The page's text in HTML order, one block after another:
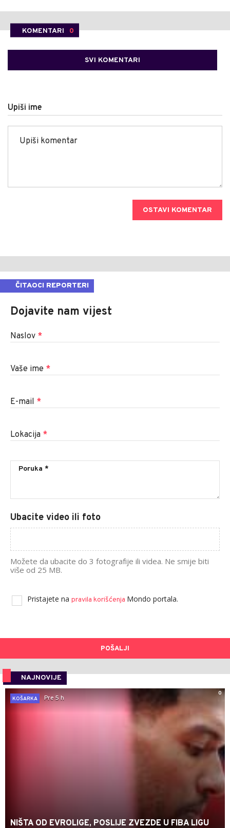
KOMENTARI 0
SVI KOMENTARI
Upiši ime
OSTAVI KOMENTAR
ČITAOCI REPORTERI
Dojavite nam vijest
Naslov *
Vaše ime *
E-mail *
Lokacija *
Ubacite video ili foto
Možete da ubacite do 3 fotografije ili videa. Ne smije biti
više od 25 MB.
Pristajete na pravila korišćenja Mondo portala.
POŠALJI
NAJNOVIJE
0
KOŠARKA
Pre 5 h
NIŠTA OD EVROLIGE, POSLIJE ZVEZDE U FIBA LIGU